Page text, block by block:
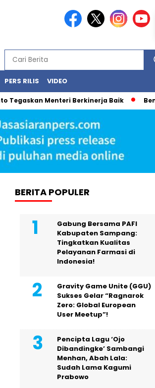
PERS RILIS VIDEO
Menteri Berkinerja Baik
BERITA POPULER
Gabung Bersama PAFI
Kabupaten Sampang:
Tingkatkan Kualitas
Pelayanan Farmasi di
Indonesia!
Gravity Game Unite (GGU)
Sukses Gelar “Ragnarok
Zero: Global European
User Meetup”!
Pencipta Lagu ‘Ojo
Dibandingke’ Sambangi
Menhan, Abah Lala:
Sudah Lama Kagumi
Prabowo